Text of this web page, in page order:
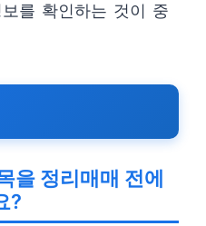
를 확인하는 것이 중
을 정리매매 전에
?